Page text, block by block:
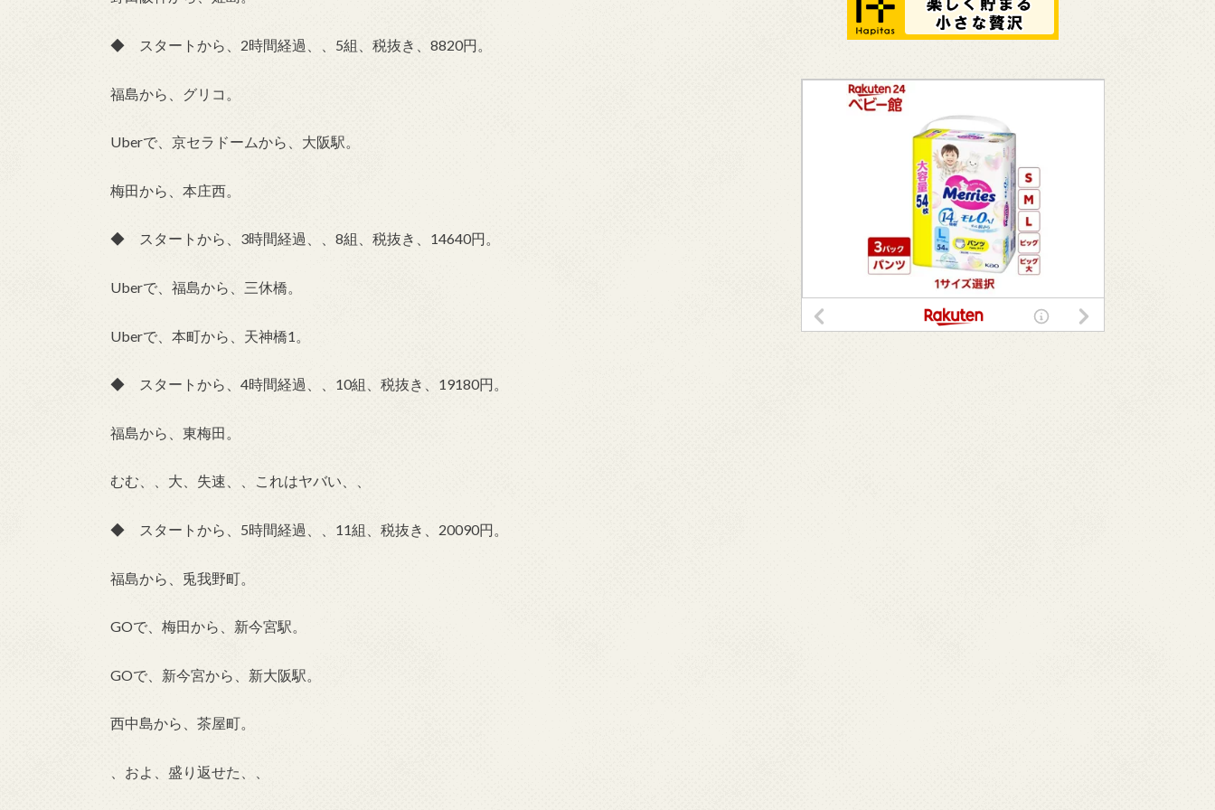
◆ スタートから、2時間経過、、5組、税抜き、8820円。
福島から、グリコ。
Uberで、京セラドームから、大阪駅。
梅田から、本庄西。
◆ スタートから、3時間経過、、8組、税抜き、14640円。
Uberで、福島から、三休橋。
Uberで、本町から、天神橋1。
◆ スタートから、4時間経過、、10組、税抜き、19180円。
福島から、東梅田。
むむ、、大、失速、、これはヤバい、、
◆ スタートから、5時間経過、、11組、税抜き、20090円。
福島から、兎我野町。
GOで、梅田から、新今宮駅。
GOで、新今宮から、新大阪駅。
西中島から、茶屋町。
、およ、盛り返せた、、